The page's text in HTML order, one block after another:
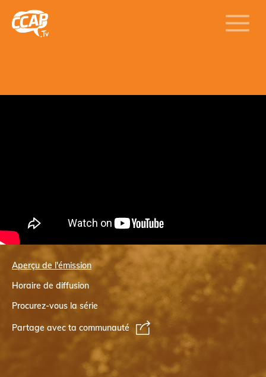
Aperçu de l'émission
Horaire de diffusion
Procurez-vous la série
Partage avec ta communauté